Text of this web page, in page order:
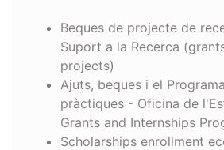
Beques de projecte de
Suport a la Recerca
projects)
Ajuts, beques i el
pràctiques - Oficina de
Grants and Internships
Scholarships enrollment